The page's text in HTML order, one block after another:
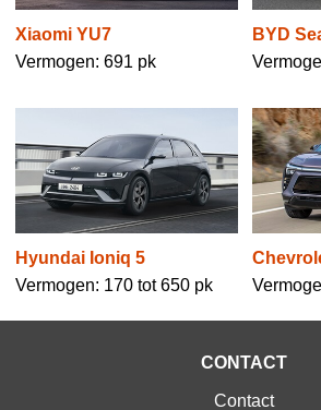
Xiaomi YU7
Vermogen: 691 pk
BYD
Hyundai Ioniq 5
Vermogen: 170 tot 650 pk
CONTACT
Contact